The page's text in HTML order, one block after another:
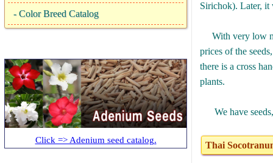
-Color Breed Catalog
Click => Adenium seed catalog.
Sirichok). Later,
With very low
prices of the
there is a cross
plants.
We have seeds,
Thai